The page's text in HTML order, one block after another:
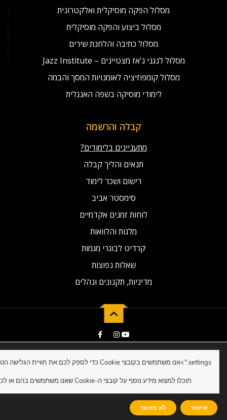
מסלול הפקה מוסיקלית ואלקטרונית
מסלול ביצוע והפקה מוסיקלית
מסלול כתיבה והלחנת שירים
מסלול לנגני ג'אז מצטיינים – Jazz Institute
מסלול קומפוזיציה לאומנויות המסך והבמה
לימודי מוסיקה בשפה האנגלית
קבלה והרשמה
מתעניינים בלימודים?
תנאים והליך קבלה
רישום ושכר לימוד
סימסטר אביב
לוחות זמנים אקדמיים
מלגות והלוואות
קרדיט לבוגרי מגמות
שאלות נפוצות
מדיניות, תקנונים ונהלים
לקבלת ייעוץ ללימודים
2019 © Developed by NG Universal
settings.">
תוכלו למצוא מידע נוסף על קובצי ה-Cookie שאנו משתמשים בהם או לכבות אותם ב-
אישור לא מאשר